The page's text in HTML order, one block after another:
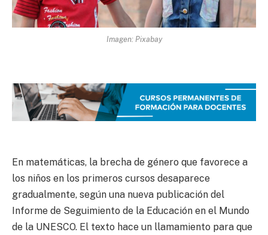
Imagen: Pixabay
En matemáticas, la brecha de género que favorece a
los niños en los primeros cursos desaparece
gradualmente, según una nueva publicación del
Informe de Seguimiento de la Educación en el Mundo
de la UNESCO. El texto hace un llamamiento para que